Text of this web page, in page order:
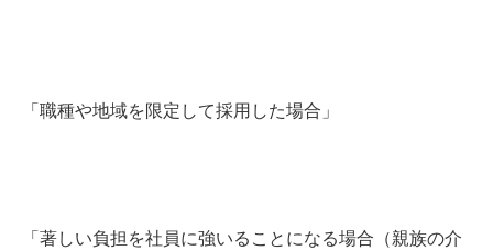
「職種や地域を限定して採用した場合」
「著しい負担を社員に強いることになる場合（親族の介